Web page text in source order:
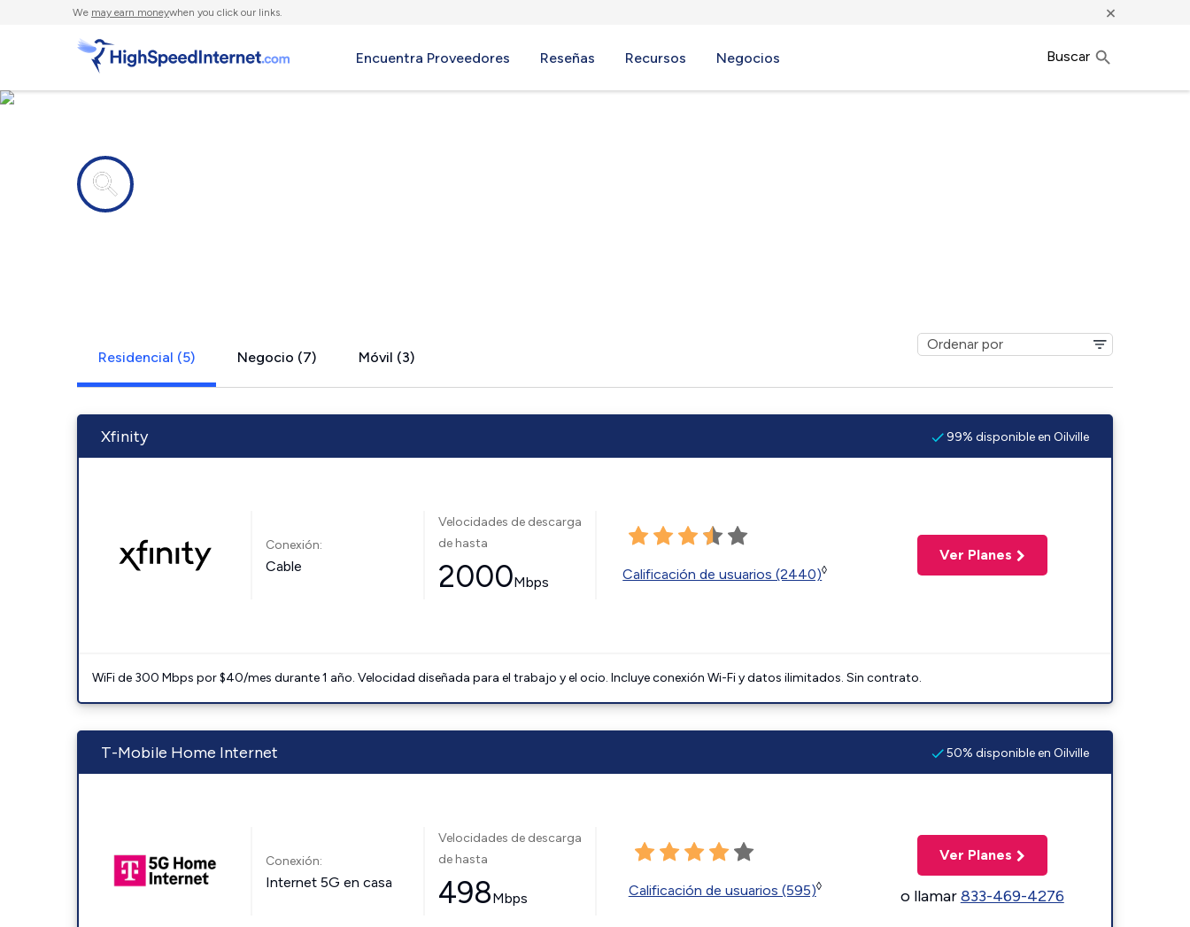
We may earn moneywhen you click our links. ×
Encuentra Proveedores Reseñas Recursos Negocios Buscar
Residencial (5) Negocio (7) Móvil (3)
Xfinity 99% disponible en Oilville
Conexión:
Cable
Velocidades de descarga
de hasta
2000Mbps Calificación de usuarios (2440)◊
Ver Planes
WiFi de 300 Mbps por $40/mes durante 1 año. Velocidad diseñada para el trabajo y el ocio. Incluye conexión Wi-Fi y datos ilimitados. Sin contrato.
T-Mobile Home Internet 50% disponible en Oilville
Conexión:
Internet 5G en casa
Velocidades de descarga
de hasta
498Mbps Calificación de usuarios (595)◊
Ver Planes
o llamar833-469-4276